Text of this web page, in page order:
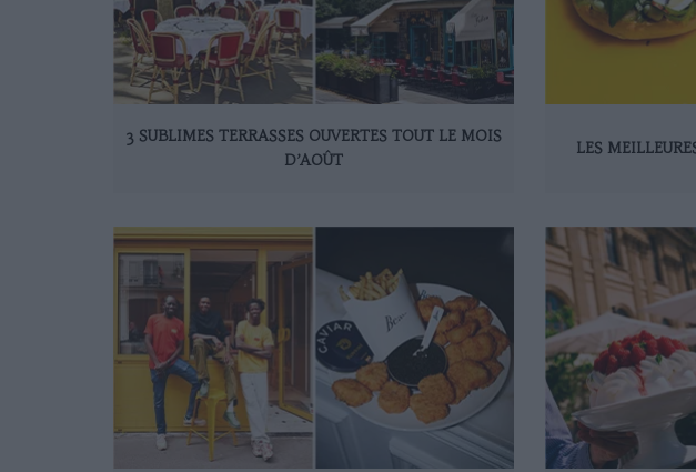
3 SUBLIMES TERRASSES OUVERTES TOUT LE MOIS
D’AOÛT
LES